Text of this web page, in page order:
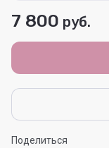
7 800 руб.
Поделиться